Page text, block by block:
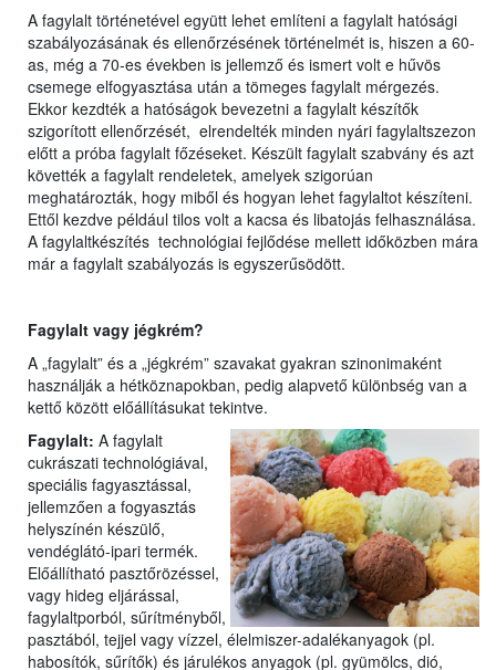
A fagylalt történetével együtt lehet említeni a fagylalt hatósági
szabályozásának és ellenőrzésének történelmét is, hiszen a 60-
as, még a 70-es években is jellemző és ismert volt e hűvös
csemege elfogyasztása után a tömeges fagylalt mérgezés.
Ekkor kezdték a hatóságok bevezetni a fagylalt készítők
szigorított ellenőrzését, elrendelték minden nyári fagylaltszezon
előtt a próba fagylalt főzéseket. Készült fagylalt szabvány és azt
követték a fagylalt rendeletek, amelyek szigorúan
meghatározták, hogy miből és hogyan lehet fagylaltot készíteni.
Ettől kezdve például tilos volt a kacsa és libatojás felhasználása.
A fagylaltkészítés technológiai fejlődése mellett időközben mára
már a fagylalt szabályozás is egyszerűsödött.
Fagylalt vagy jégkrém?
A „fagylalt” és a „jégkrém” szavakat gyakran szinonimaként
használják a hétköznapokban, pedig alapvető különbség van a
kettő között előállításukat tekintve.
Fagylalt: A fagylalt
cukrászati technológiával,
speciális fagyasztással,
jellemzően a fogyasztás
helyszínén készülő,
vendéglátó-ipari termék.
Előállítható pasztőrözéssel,
vagy hideg eljárással,
fagylaltporból, sűrítményből,
pasztából, tejjel vagy vízzel, élelmiszer-adalékanyagok (pl.
habosítók, sűrítők) és járulékos anyagok (pl. gyümölcs, dió,